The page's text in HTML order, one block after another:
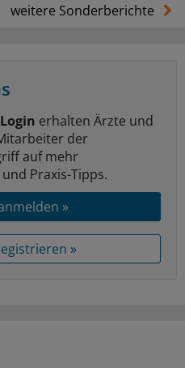
weitere Sonderberichte
erhalten Ärzte und
der
auf mehr
Praxis-Tipps.
»
»